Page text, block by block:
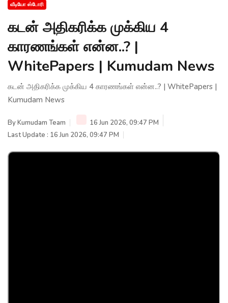
வீடியோ ஸ்டோரி
கடன் அதிகரிக்க முக்கிய 4
காரணங்கள் என்ன..? |
WhitePapers | Kumudam News
கடன் அதிகரிக்க முக்கிய 4 காரணங்கள் என்ன..? | WhitePapers |
Kumudam News
ByKumudam Team
16 Jun 2026, 09:47 PM
Last Update : 16 Jun 2026, 09:47 PM